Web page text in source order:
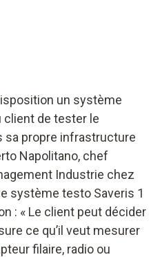
un système
client de tester le
sa propre infrastructure
Napolitano, chef
Industrie chez
système testo Saveris 1
: « Le client peut décider
ce qu’il veut mesurer
filaire, radio ou